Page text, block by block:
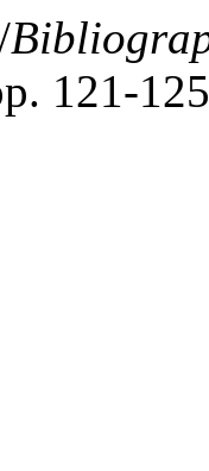
121-